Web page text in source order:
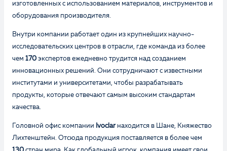
изготовленных с использованием материалов, инструментов и
оборудования производителя.
Внутри компании работает один из крупнейших научно-
исследовательских центров в отрасли, где команда из более
чем 170 экспертов ежедневно трудится над созданием
инновационных решений. Они сотрудничают с известными
институтами и университетами, чтобы разрабатывать
продукты, которые отвечают самым высоким стандартам
качества.
Головной офис компании Ivoclarнаходится в Шане, Княжество
Лихтенштейн. Отсюда продукция поставляется в более чем